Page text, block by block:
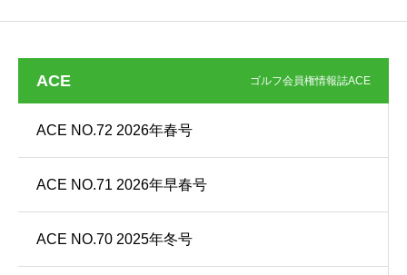
ACE ゴルフ会員権情報誌ACE
ACE NO.72 2026年春号
ACE NO.71 2026年早春号
ACE NO.70 2025年冬号